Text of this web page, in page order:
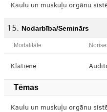
Kaulu un muskuļu orgānu
Nodarbība/Seminārs
Modalitāte
Klātiene
Tēmas
Kaulu un muskuļu orgānu